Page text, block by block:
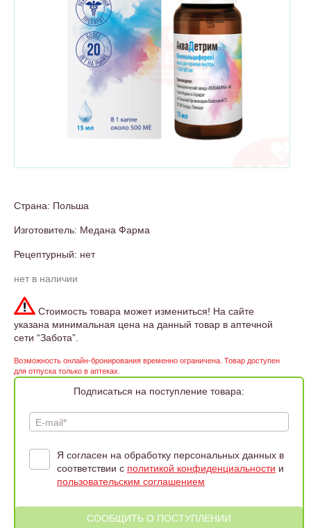
Страна: Польша
Изготовитель: Медана Фарма
Рецептурный: нет
нет в наличии
Стоимость товара может измениться! На сайте
указана минимальная цена на данный товар в аптечной
сети “Забота”.
Возможность онлайн-бронирования временно ограничена. Товар доступен
для отпуска только в аптеках.
Подписаться на поступление товара:
E-mail*
Я согласен на обработку персональных данных в
соответствии с политикой конфиденциальности и
пользовательским соглашением